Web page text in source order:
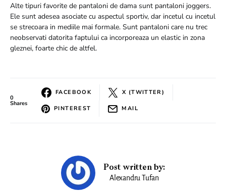
Alte tipuri favorite de pantaloni de dama sunt pantaloni joggers.
Ele sunt adesea asociate cu aspectul sportiv, dar incetul cu incetul
se strecoara in mediile mai formale. Sunt pantaloni care nu trec
neobservati datorita faptului ca incorporeaza un elastic in zona
gleznei, foarte chic de altfel.
0
Shares
FACEBOOK X (TWITTER)
PINTEREST MAIL
Post written by:
Alexandru Tufan